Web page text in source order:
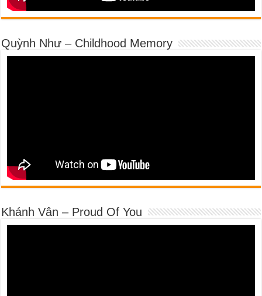
Quỳnh Như – Childhood Memory
Khánh Vân – Proud Of You